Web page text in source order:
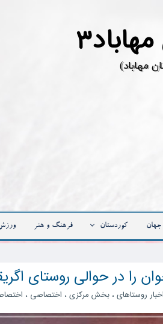
مهاباد)
جهان کوردستان فرهنگ و هنر
اخبار روستاهای ،بخش مرکزی ، اختصاصی ،